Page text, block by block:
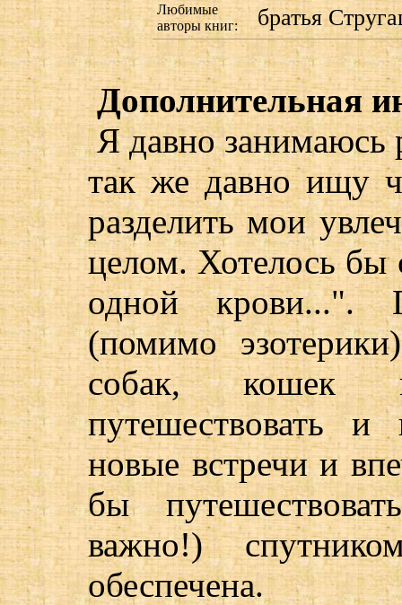
Любимые
авторы книг:
братья
Дополнительная
Я давно занимаюсь
так же давно ищу
разделить мои
целом. Хотелось бы
одной крови...".
(помимо
собак, кошек
путешествовать
новые встречи и
бы
важно!)
обеспечена.